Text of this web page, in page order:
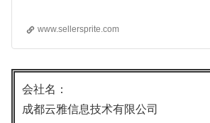
www.sellersprite.com
会社名：
成都云雅信息技术有限公司